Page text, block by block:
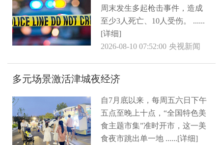
周末发生多起枪击事件，造成
至少3人死亡、10人受伤。 ......
[详细]
2026-08-10 07:52:00 央视新闻
多元场景激活津城夜经济
自7月底以来，每周五六日下午
五点至晚上十点，“全国特色美
食主题市集”准时开市，这一美
食夜市跳出单一地 ......[详细]